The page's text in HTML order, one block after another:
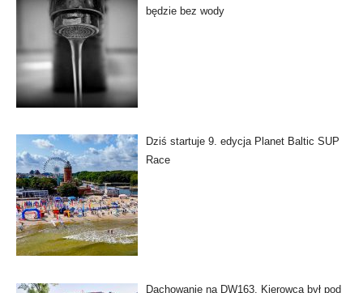
będzie bez wody
Dziś startuje 9. edycja Planet Baltic SUP
Race
Dachowanie na DW163. Kierowca był pod